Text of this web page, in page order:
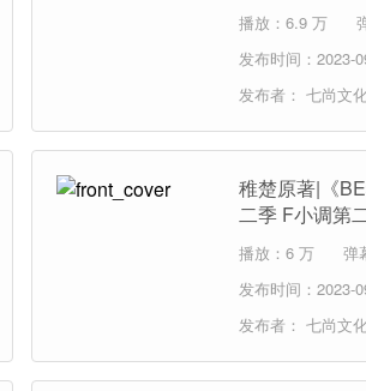
播放：6.9 万
发布时间：2023-
发布者： 七尚文
稚楚原著|《
二季 F小调第
播放：6 万 弹
发布时间：2023-
发布者： 七尚文